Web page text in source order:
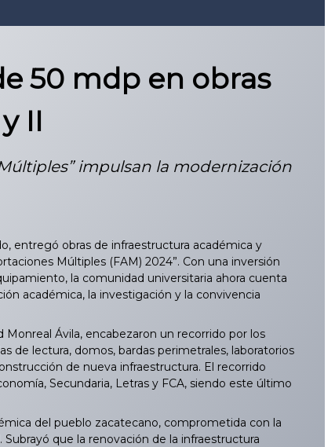
50 mdp en obras
II
impulsan la modernización
entregó obras de infraestructura académica y
Múltiples (FAM) 2024”. Con una inversión
la comunidad universitaria ahora cuenta
académica, la investigación y la convivencia
Ávila, encabezaron un recorrido por los
de lectura, domos, bardas perimetrales, laboratorios
de nueva infraestructura. El recorrido
Secundaria, Letras y FCA, siendo este último
del pueblo zacatecano, comprometida con la
que la renovación de la infraestructura